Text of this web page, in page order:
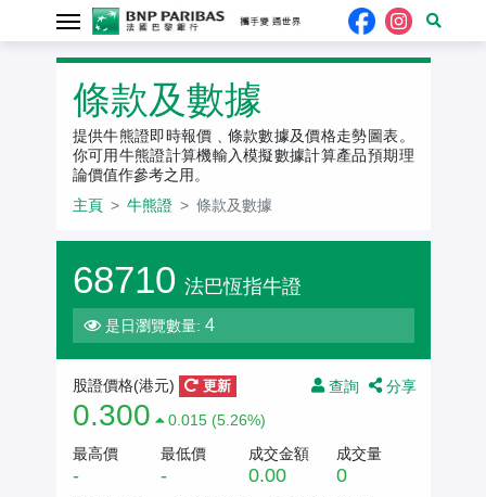
牛熊證
條款及數據
提供牛熊證即時報價﹑條款數據及價格走勢圖表。
你可用牛熊證計算機輸入模擬數據計算產品預期理
論價值作參考之用。
主頁
牛熊證 條款及數據
68710 法巴恆指牛證
是日瀏覽數量: 4
查詢 分享
股證價格(港元) 更新
0.300
0.015 (5.26%)
最高價
-
最低價
-
成交金額
0.00
成交量
0